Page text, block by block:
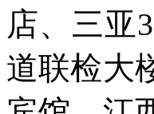
店、三亚
道联检大